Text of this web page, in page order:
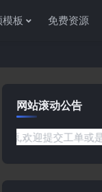
板 免费资源
网站滚动公告
工单或是添加客服